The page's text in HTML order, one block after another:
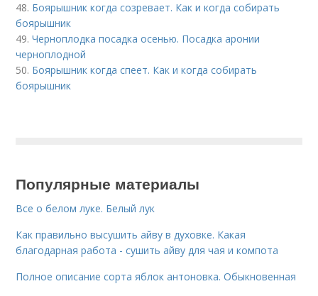
48. Боярышник когда созревает. Как и когда собирать
боярышник
49.Черноплодка посадка осенью. Посадка аронии
черноплодной
50. Боярышник когда спеет. Как и когда собирать
боярышник
Популярные материалы
Все о белом луке. Белый лук
Как правильно высушить айву в духовке. Какая
благодарная работа - сушить айву для чая и компота
Полное описание сорта яблок антоновка. Обыкновенная